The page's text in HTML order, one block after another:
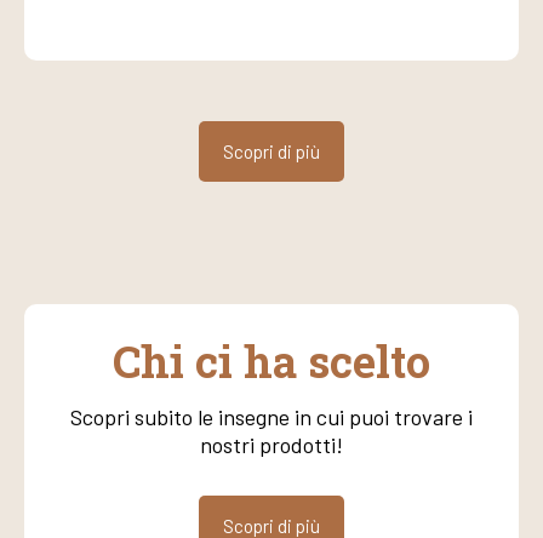
Scopri di più
Chi ci ha scelto
Scopri subito le insegne in cui puoi trovare i
nostri prodotti!
Scopri di più